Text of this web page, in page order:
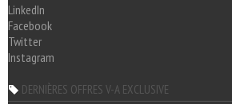
LinkedIn
Facebook
Twitter
Instagram
DERNIÈRES OFFRES V-A EXCLUSIVE